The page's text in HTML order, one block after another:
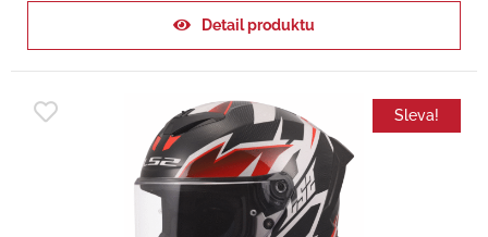
Detail produktu
Sleva!